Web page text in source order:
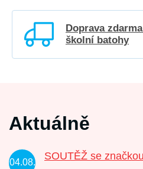
Doprava
školní batohy
Aktuálně
04.08.
SOUTĚŽ se